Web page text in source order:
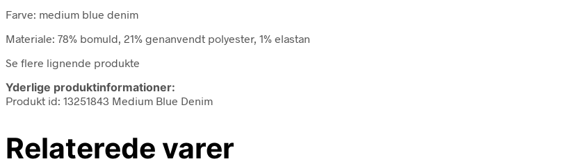
Farve: medium blue denim
Materiale: 78% bomuld, 21% genanvendt polyester, 1% elastan
Se flere lignende produkte
Yderlige produktinformationer:
Produkt id: 13251843 Medium Blue Denim
Relaterede varer